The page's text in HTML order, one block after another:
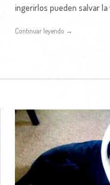
ingerirlos pueden salvar
Continuar leyendo →